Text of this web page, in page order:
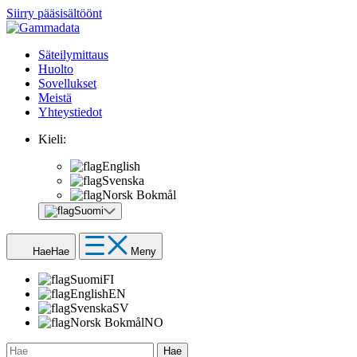
Siirry pääsisältöönt
Säteilymittaus
Huolto
Sovellukset
Meistä
Yhteystiedot
Kieli:
English
Svenska
Norsk Bokmål
Suomi
HaeHae Meny
SuomiFI
EnglishEN
SvenskaSV
Norsk BokmålNO
Hae